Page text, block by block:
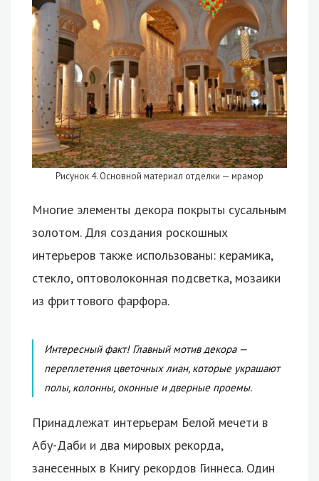
Рисунок 4. Основной материал отделки — мрамор
Многие элементы декора покрыты сусальным
золотом. Для создания роскошных
интерьеров также использованы: керамика,
стекло, оптоволоконная подсветка, мозаики
из фриттового фарфора.
Интересный факт! Главный мотив декора —
переплетения цветочных лиан, которые украшают
полы, колонны, оконные и дверные проемы.
Принадлежат интерьерам Белой мечети в
Абу-Даби и два мировых рекорда,
занесенных в Книгу рекордов Гиннеса. Один